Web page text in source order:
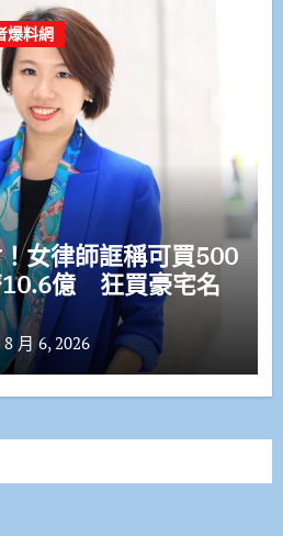
爆料網
女律師誆稱可買500
10.6億 狂買豪宅名
8 月 6, 2026